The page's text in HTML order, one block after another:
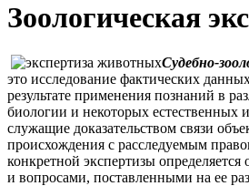
Зоологическая
Судебно-
это исследование фактических
результате применения познаний в
биологии и некоторых естественных
служащие доказательством связи
происхождения с расследуемым
конкретной экспертизы определяется
и вопросами, поставленными на ее